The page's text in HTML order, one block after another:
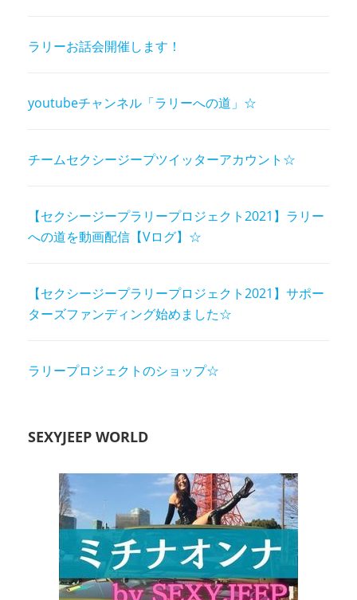
ラリーお話会開催します！
youtubeチャンネル「ラリーへの道」☆
チームセクシージープツイッターアカウント☆
【セクシージープラリープロジェクト2021】ラリー
への道を動画配信【Vログ】☆
【セクシージープラリープロジェクト2021】サポー
ターズファンディング始めました☆
ラリープロジェクトのショップ☆
SEXYJEEP WORLD